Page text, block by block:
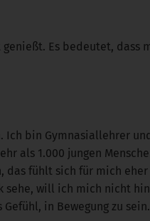
Es bedeutet, dass
bin Gymnasiallehrer
als 1.000 jungen
fühlt sich für mich eher
sehe, will ich mich nicht
in Bewegung zu sein.